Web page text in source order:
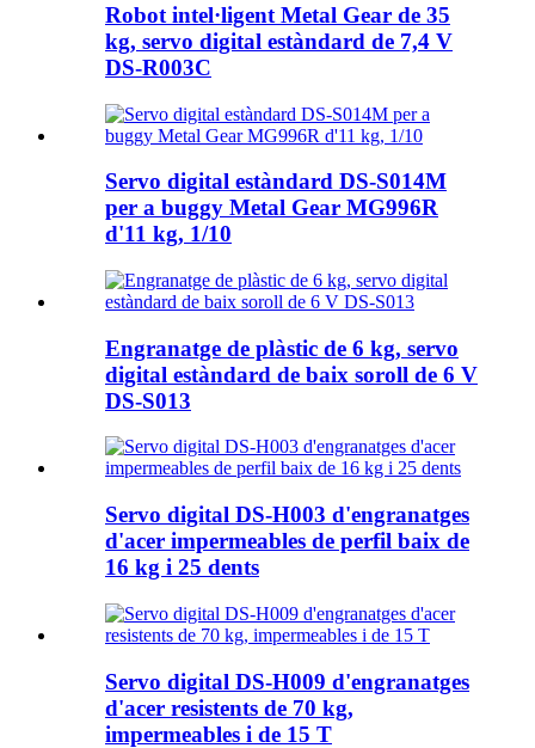
Robot intel·ligent Metal Gear de 35
kg, servo digital estàndard de 7,4 V
DS-R003C
Servo digital estàndard DS-S014M
per a buggy Metal Gear MG996R
d'11 kg, 1/10
Engranatge de plàstic de 6 kg, servo
digital estàndard de baix soroll de 6 V
DS-S013
Servo digital DS-H003 d'engranatges
d'acer impermeables de perfil baix de
16 kg i 25 dents
Servo digital DS-H009 d'engranatges
d'acer resistents de 70 kg,
impermeables i de 15 T